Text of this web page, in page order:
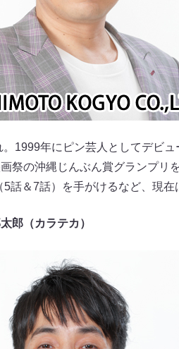
。1999年にピン芸人としてデビ
祭の沖縄じんぶん賞グランプリ
5話＆7話）を手がけるなど、現在
郎（カラテカ）